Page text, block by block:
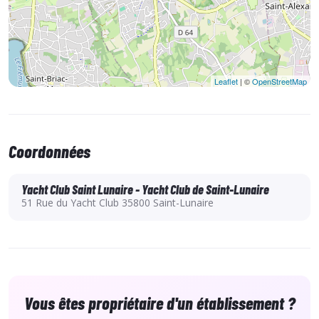
Vitesse
Technique
Trapèze
A partir de 15 ans
Leaflet | ©OpenStreetMap
Coordonnées
Yacht Club Saint Lunaire - Yacht Club de Saint-Lunaire
51 Rue du Yacht Club 35800 Saint-Lunaire
Vous êtes propriétaire d'un établissement ?